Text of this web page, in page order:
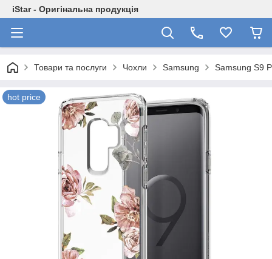
iStar - Оригінальна продукція
Товари та послуги Чохли Samsung Samsung S9
hot price